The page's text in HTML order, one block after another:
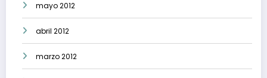
mayo 2012
abril 2012
marzo 2012